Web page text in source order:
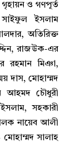
ও গণপূর্ত
সাইফুল ইসলাম
অতিরিক্ত
রাজউক-এর
রহমান মিঞা,
দাস, মোহাম্মদ
আহমদ চৌধুরী
সহকারী
নায়েব আলী
মোহাম্মদ সালাহ